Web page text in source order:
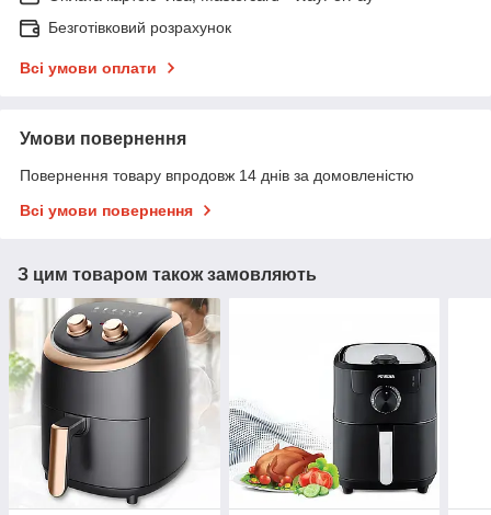
Безготівковий розрахунок
Всі умови оплати
Умови повернення
Повернення товару впродовж 14 днів за домовленістю
Всі умови повернення
З цим товаром також замовляють